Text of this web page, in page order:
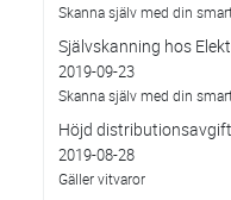
Skanna själv med din
Självskanning hos
2019-09-23
Skanna själv med din
Höjd
2019-08-28
Gäller vitvaror